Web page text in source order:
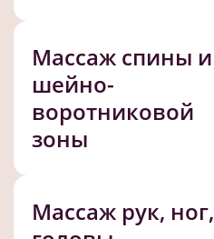
Массаж спины и
шейно-
воротниковой
зоны
Массаж рук, ног,